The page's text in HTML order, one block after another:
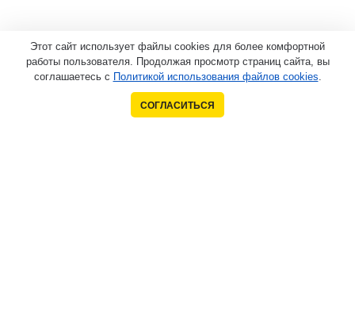
Этот сайт использует файлы cookies для более комфортной
работы пользователя. Продолжая просмотр страниц сайта, вы
соглашаетесь с Политикой использования файлов cookies.
СОГЛАСИТЬСЯ